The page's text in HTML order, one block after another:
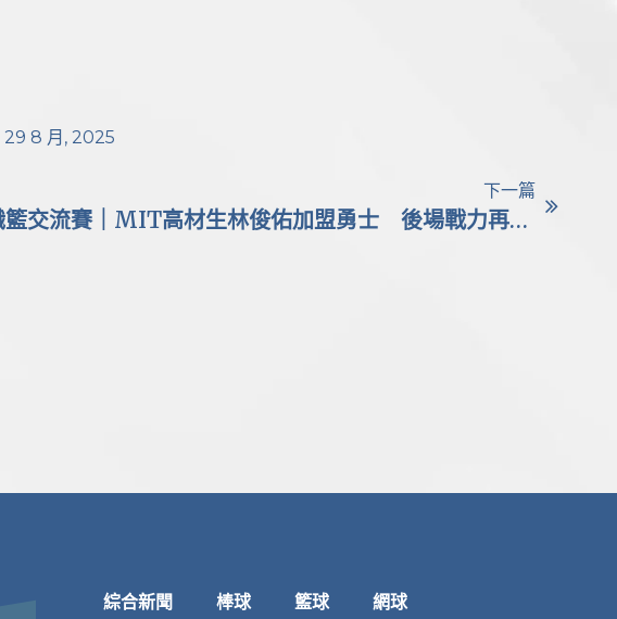
29 8 月, 2025
下一篇
籃球/台日職籃交流賽｜MIT高材生林俊佑加盟勇士 後場戰力再升級
綜合新聞 棒球 籃球 網球